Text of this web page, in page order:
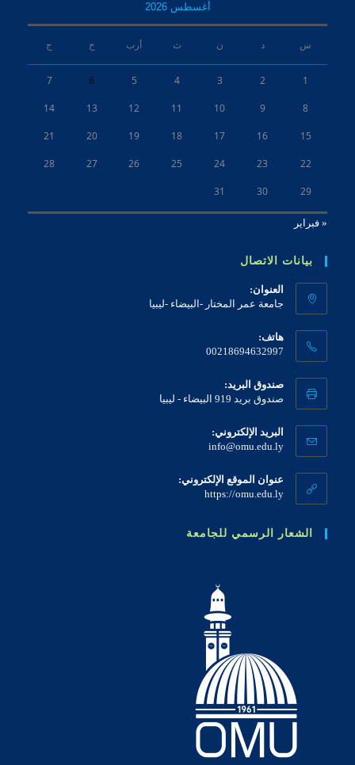
أغسطس 2026
س د ن ث أرب خ ج
1
2
3
4
5
6
7
8
9
10
11
12
13
14
15
16
17
18
19
20
21
22
23
24
25
26
27
28
29
30
31
« فبراير
بيانات الاتصال
العنوان:
جامعة عمر المختار -البيضاء -ليبيا
هاتف:
00218694632997
صندوق البريد:
صندوق بريد 919 البيضاء - ليبيا
البريد الإلكتروني:
info@omu.edu.ly
عنوان الموقع الإلكتروني:
https://omu.edu.ly
الشعار الرسمي للجامعة